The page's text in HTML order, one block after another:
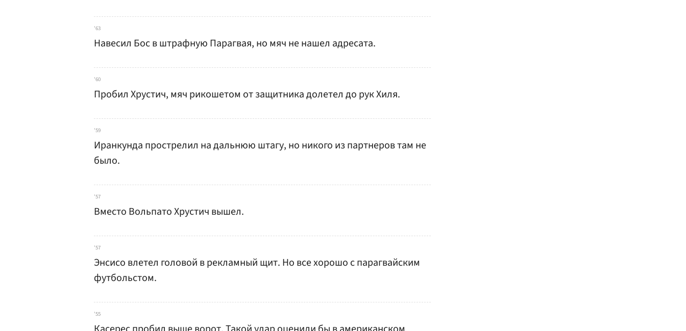
'63
Навесил Бос в штрафную Парагвая, но мяч не нашел адресата.
'60
Пробил Хрустич, мяч рикошетом от защитника долетел до рук Хиля.
'59
Иранкунда прострелил на дальнюю штагу, но никого из партнеров там не
было.
'57
Вместо Вольпато Хрустич вышел.
'57
Энсисо влетел головой в рекламный щит. Но все хорошо с парагвайским
футбольстом.
'55